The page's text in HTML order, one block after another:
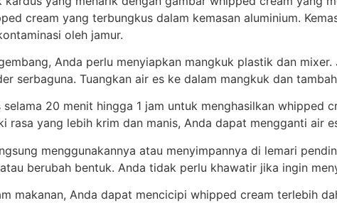
cream yang terbungkus dalam kemasan aluminium.
oleh jamur.
Anda perlu menyiapkan mangkuk plastik dan
serbaguna. Tuangkan air es ke dalam mangkuk dan
20 menit hingga 1 jam untuk menghasilkan whipped
yang lebih krim dan manis, Anda dapat mengganti air
menggunakannya atau menyimpannya di lemari
berubah bentuk. Anda tidak perlu khawatir jika ingin
makanan, Anda dapat mencicipi whipped cream terlebih